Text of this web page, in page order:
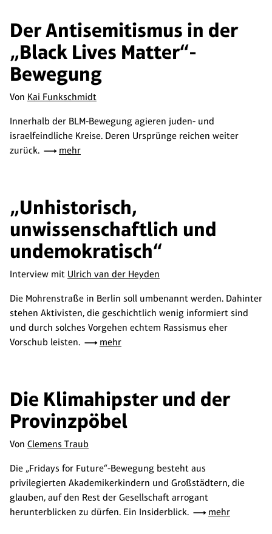
Der Antisemitismus in der
„Black Lives Matter“-
Bewegung
Von Kai Funkschmidt
Innerhalb der BLM-Bewegung agieren juden- und
israelfeindliche Kreise. Deren Ursprünge reichen weiter
zurück.
mehr
„Unhistorisch,
unwissenschaftlich und
undemokratisch“
Interview mit Ulrich van der Heyden
Die Mohrenstraße in Berlin soll umbenannt werden. Dahinter
stehen Aktivisten, die geschichtlich wenig informiert sind
und durch solches Vorgehen echtem Rassismus eher
Vorschub leisten.
mehr
Die Klimahipster und der
Provinzpöbel
Von Clemens Traub
Die „Fridays for Future“-Bewegung besteht aus
privilegierten Akademikerkindern und Großstädtern, die
glauben, auf den Rest der Gesellschaft arrogant
herunterblicken zu dürfen. Ein Insiderblick.
mehr